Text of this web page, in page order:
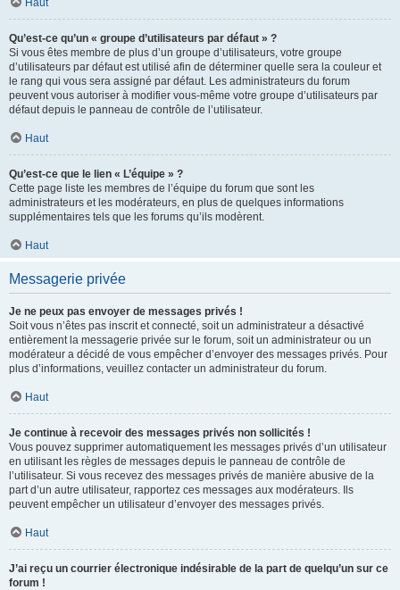
Haut
Qu’est-ce qu’un « groupe d’utilisateurs par défaut » ?
Si vous êtes membre de plus d’un groupe d’utilisateurs, votre groupe
d’utilisateurs par défaut est utilisé afin de déterminer quelle sera la couleur et
le rang qui vous sera assigné par défaut. Les administrateurs du forum
peuvent vous autoriser à modifier vous-même votre groupe d’utilisateurs par
défaut depuis le panneau de contrôle de l’utilisateur.
Haut
Qu’est-ce que le lien « L’équipe » ?
Cette page liste les membres de l’équipe du forum que sont les
administrateurs et les modérateurs, en plus de quelques informations
supplémentaires tels que les forums qu’ils modèrent.
Haut
Messagerie privée
Je ne peux pas envoyer de messages privés !
Soit vous n’êtes pas inscrit et connecté, soit un administrateur a désactivé
entièrement la messagerie privée sur le forum, soit un administrateur ou un
modérateur a décidé de vous empêcher d’envoyer des messages privés. Pour
plus d’informations, veuillez contacter un administrateur du forum.
Haut
Je continue à recevoir des messages privés non sollicités !
Vous pouvez supprimer automatiquement les messages privés d’un utilisateur
en utilisant les règles de messages depuis le panneau de contrôle de
l’utilisateur. Si vous recevez des messages privés de manière abusive de la
part d’un autre utilisateur, rapportez ces messages aux modérateurs. Ils
peuvent empêcher un utilisateur d’envoyer des messages privés.
Haut
J’ai reçu un courrier électronique indésirable de la part de quelqu’un sur ce
forum !